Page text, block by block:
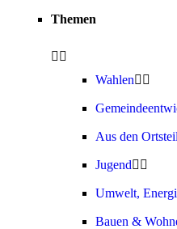
Themen
Wahlen
Aus den
Jugend
Umwelt,
Bauen &